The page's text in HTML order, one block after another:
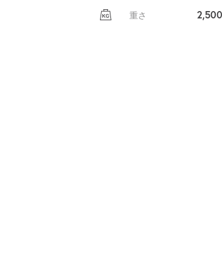
重さ